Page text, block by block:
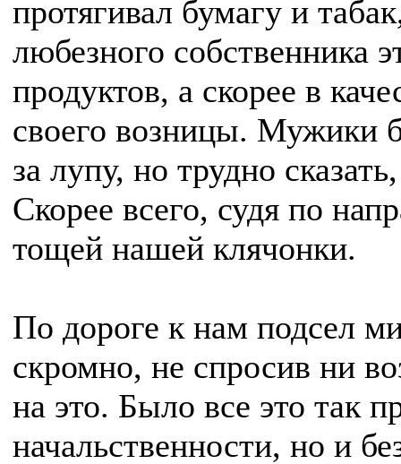
протягивал бумагу и
любезного собственника
продуктов, а скорее в
своего возницы. Мужики
за лупу, но трудно
Скорее всего, судя по
тощей нашей клячонки.
По дороге к нам подсел
скромно, не спросив ни
на это. Было все это так
начальственности, но и